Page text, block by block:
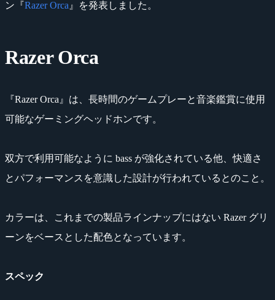
ン『Razer Orca 』を発表しました。
Razer Orca
『Razer Orca』は、長時間のゲームプレーと音楽鑑賞に使用
可能なゲーミングヘッドホンです。
双方で利用可能なように bass が強化されている他、快適さ
とパフォーマンスを意識した設計が行われているとのこと。
カラーは、これまでの製品ラインナップにはない Razer グリ
ーンをベースとした配色となっています。
スペック